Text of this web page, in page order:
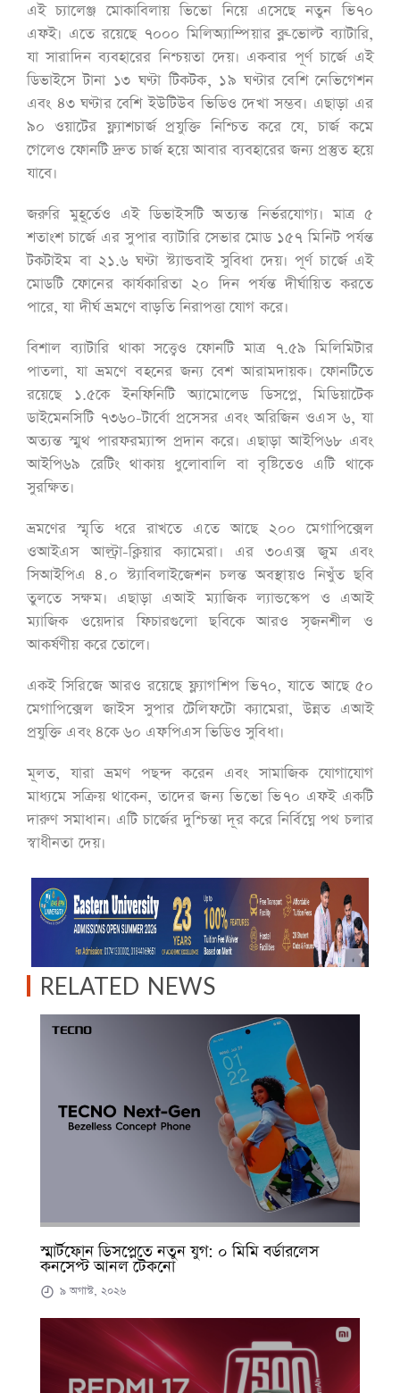
এই চ্যালেঞ্জ মোকাবিলায় ভিভো নিয়ে এসেছে নতুন ভি৭০
এফই। এতে রয়েছে ৭০০০ মিলিঅ্যাম্পিয়ার ব্লু-ভোল্ট ব্যাটারি,
যা সারাদিন ব্যবহারের নিশ্চয়তা দেয়। একবার পূর্ণ চার্জে এই
ডিভাইসে টানা ১৩ ঘণ্টা টিকটক, ১৯ ঘণ্টার বেশি নেভিগেশন
এবং ৪৩ ঘণ্টার বেশি ইউটিউব ভিডিও দেখা সম্ভব। এছাড়া এর
৯০ ওয়াটের ফ্ল্যাশচার্জ প্রযুক্তি নিশ্চিত করে যে, চার্জ কমে
গেলেও ফোনটি দ্রুত চার্জ হয়ে আবার ব্যবহারের জন্য প্রস্তুত হয়ে
যাবে।
জরুরি মুহূর্তেও এই ডিভাইসটি অত্যন্ত নির্ভরযোগ্য। মাত্র ৫
শতাংশ চার্জে এর সুপার ব্যাটারি সেভার মোড ১৫৭ মিনিট পর্যন্ত
টকটাইম বা ২১.৬ ঘণ্টা স্ট্যান্ডবাই সুবিধা দেয়। পূর্ণ চার্জে এই
মোডটি ফোনের কার্যকারিতা ২০ দিন পর্যন্ত দীর্ঘায়িত করতে
পারে, যা দীর্ঘ ভ্রমণে বাড়তি নিরাপত্তা যোগ করে।
বিশাল ব্যাটারি থাকা সত্ত্বেও ফোনটি মাত্র ৭.৫৯ মিলিমিটার
পাতলা, যা ভ্রমণে বহনের জন্য বেশ আরামদায়ক। ফোনটিতে
রয়েছে ১.৫কে ইনফিনিটি অ্যামোলেড ডিসপ্লে, মিডিয়াটেক
ডাইমেনসিটি ৭৩৬০-টার্বো প্রসেসর এবং অরিজিন ওএস ৬, যা
অত্যন্ত স্মুথ পারফরম্যান্স প্রদান করে। এছাড়া আইপি৬৮ এবং
আইপি৬৯ রেটিং থাকায় ধুলোবালি বা বৃষ্টিতেও এটি থাকে
সুরক্ষিত।
ভ্রমণের স্মৃতি ধরে রাখতে এতে আছে ২০০ মেগাপিক্সেল
ওআইএস আল্ট্রা-ক্লিয়ার ক্যামেরা। এর ৩০এক্স জুম এবং
সিআইপিএ ৪.০ স্ট্যাবিলাইজেশন চলন্ত অবস্থায়ও নিখুঁত ছবি
তুলতে সক্ষম। এছাড়া এআই ম্যাজিক ল্যান্ডস্কেপ ও এআই
ম্যাজিক ওয়েদার ফিচারগুলো ছবিকে আরও সৃজনশীল ও
আকর্ষণীয় করে তোলে।
একই সিরিজে আরও রয়েছে ফ্ল্যাগশিপ ভি৭০, যাতে আছে ৫০
মেগাপিক্সেল জাইস সুপার টেলিফটো ক্যামেরা, উন্নত এআই
প্রযুক্তি এবং ৪কে ৬০ এফপিএস ভিডিও সুবিধা।
মূলত, যারা ভ্রমণ পছন্দ করেন এবং সামাজিক যোগাযোগ
মাধ্যমে সক্রিয় থাকেন, তাদের জন্য ভিভো ভি৭০ এফই একটি
দারুণ সমাধান। এটি চার্জের দুশ্চিন্তা দূর করে নির্বিঘ্নে পথ চলার
স্বাধীনতা দেয়।
RELATED NEWS
স্মার্টফোন ডিসপ্লেতে নতুন যুগ: ০ মিমি বর্ডারলেস
কনসেপ্ট আনল টেকনো
৯ অগাস্ট, ২০২৬